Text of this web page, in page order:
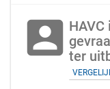
account_box ter